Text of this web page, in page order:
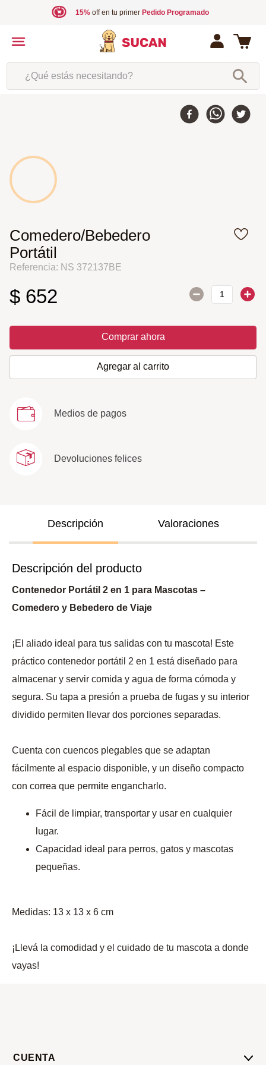
15%off en tu primer Pedido Programado
¿Qué estás necesitando?
Comedero/Bebedero
Portátil
Referencia: NS 372137BE
$ 652
Comprar ahora
Agregar al carrito
Medios de pagos
Devoluciones felices
Descripción Valoraciones
Descripción del producto
Contenedor Portátil 2 en 1 para Mascotas –
Comedero y Bebedero de Viaje
¡El aliado ideal para tus salidas con tu mascota! Este
práctico contenedor portátil 2 en 1 está diseñado para
almacenar y servir comida y agua de forma cómoda y
segura. Su tapa a presión a prueba de fugas y su interior
dividido permiten llevar dos porciones separadas.
Cuenta con cuencos plegables que se adaptan
fácilmente al espacio disponible, y un diseño compacto
con correa que permite engancharlo.
Fácil de limpiar, transportar y usar en cualquier
lugar.
Capacidad ideal para perros, gatos y mascotas
pequeñas.
Medidas: 13 x 13 x 6 cm
¡Llevá la comodidad y el cuidado de tu mascota a donde
vayas!
CUENTA